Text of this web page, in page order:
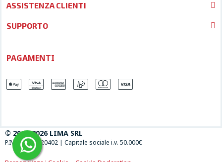
ASSISTENZA CLIENTI
SUPPORTO
PAGAMENTI
© 2013-2026 LIMA SRL
P.IVA 04697120402 | Capitale sociale i.v. 50.000€